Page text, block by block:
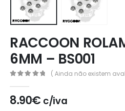
RACCOON
6MM – BS001
( Ainda não existem
8.90€ c/iva